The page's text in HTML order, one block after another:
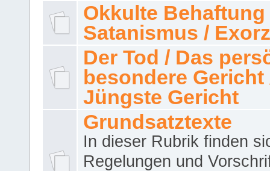
Okkulte Behaftung
Satanismus /
Der Tod / Das
besondere Gericht
Jüngste Gericht
Grundsatztexte
In dieser Rubrik finden
Regelungen und